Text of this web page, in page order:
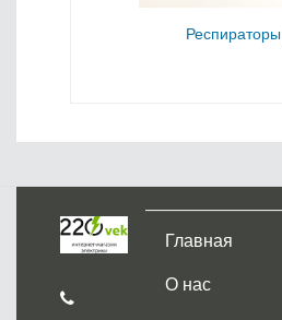
Респираторы
Главная
О нас